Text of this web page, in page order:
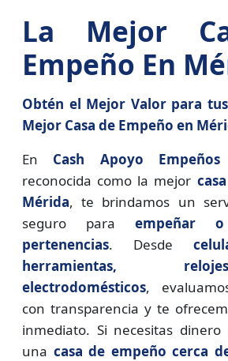
La Mejor
Empeño En
Obtén el Mejor Valor para
Mejor Casa de Empeño en
En Cash Apoyo Empeños
reconocida como la mejor
Mérida, te brindamos un
seguro para empeñar
pertenencias. Desde
herramientas,
electrodomésticos,
con transparencia y te
inmediato. Si necesitas dinero
una casa de empeño cerca